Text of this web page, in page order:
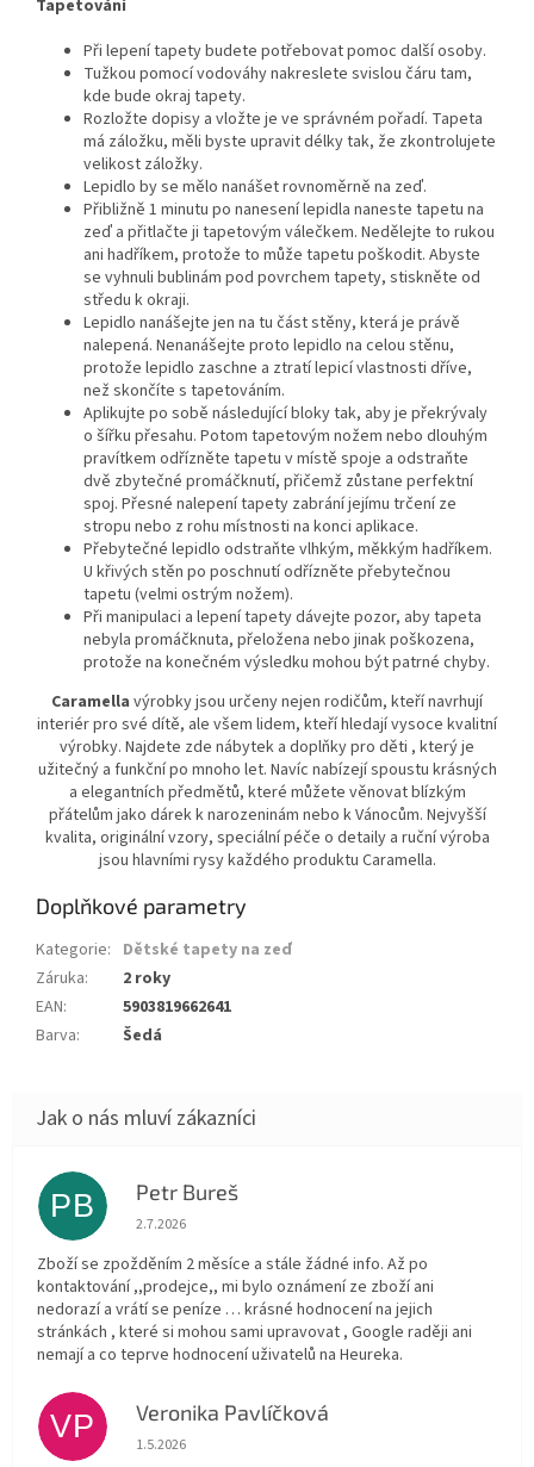
Tapetování
Při lepení tapety budete potřebovat pomoc další osoby.
Tužkou pomocí vodováhy nakreslete svislou čáru tam,
kde bude okraj tapety.
Rozložte dopisy a vložte je ve správném pořadí. Tapeta
má záložku, měli byste upravit délky tak, že zkontrolujete
velikost záložky.
Lepidlo by se mělo nanášet rovnoměrně na zeď.
Přibližně 1 minutu po nanesení lepidla naneste tapetu na
zeď a přitlačte ji tapetovým válečkem. Nedělejte to rukou
ani hadříkem, protože to může tapetu poškodit. Abyste
se vyhnuli bublinám pod povrchem tapety, stiskněte od
středu k okraji.
Lepidlo nanášejte jen na tu část stěny, která je právě
nalepená. Nenanášejte proto lepidlo na celou stěnu,
protože lepidlo zaschne a ztratí lepicí vlastnosti dříve,
než skončíte s tapetováním.
Aplikujte po sobě následující bloky tak, aby je překrývaly
o šířku přesahu. Potom tapetovým nožem nebo dlouhým
pravítkem odřízněte tapetu v místě spoje a odstraňte
dvě zbytečné promáčknutí, přičemž zůstane perfektní
spoj. Přesné nalepení tapety zabrání jejímu trčení ze
stropu nebo z rohu místnosti na konci aplikace.
Přebytečné lepidlo odstraňte vlhkým, měkkým hadříkem.
U křivých stěn po poschnutí odřízněte přebytečnou
tapetu (velmi ostrým nožem).
Při manipulaci a lepení tapety dávejte pozor, aby tapeta
nebyla promáčknuta, přeložena nebo jinak poškozena,
protože na konečném výsledku mohou být patrné chyby.
Caramella výrobky jsou určeny nejen rodičům, kteří navrhují
interiér pro své dítě, ale všem lidem, kteří hledají vysoce kvalitní
výrobky. Najdete zde nábytek a doplňky pro děti , který je
užitečný a funkční po mnoho let. Navíc nabízejí spoustu krásných
a elegantních předmětů, které můžete věnovat blízkým
přátelům jako dárek k narozeninám nebo k Vánocům. Nejvyšší
kvalita, originální vzory, speciální péče o detaily a ruční výroba
jsou hlavními rysy každého produktu Caramella.
Doplňkové parametry
Kategorie: Dětské tapety na zeď
Záruka:
2 roky
EAN:
5903819662641
Barva: Šedá
PB Petr Bureš
Hodnocení obchodu je 1 z 5 hvězdiček.
2.7.2026
Zboží se zpožděním 2 měsíce a stále žádné info. Až po
kontaktování ,,prodejce,, mi bylo oznámení ze zboží ani
nedorazí a vrátí se peníze … krásné hodnocení na jejich
stránkách , které si mohou sami upravovat , Google raději ani
nemají a co teprve hodnocení uživatelů na Heureka.
VP Veronika Pavlíčková
Hodnocení obchodu je 5 z 5 hvězdiček.
1.5.2026